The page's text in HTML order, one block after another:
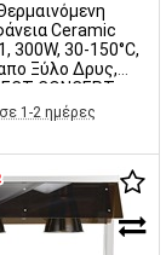
Ceramic
300W, 30-150°C,
Ξύλο Δρυς,
CONCEPT
1-2 ημέρες